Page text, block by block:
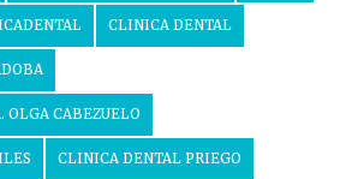
CLINICA DENTAL
OLGA CABEZUELO
CLINICA DENTAL PRIEGO